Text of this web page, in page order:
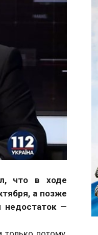
что в ходе
а позже
недостаток —